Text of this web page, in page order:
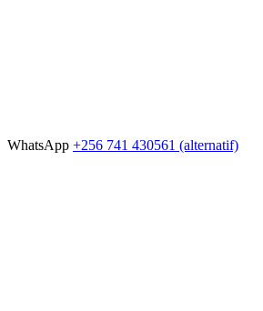
WhatsApp +256 741 430561 (alternatif)